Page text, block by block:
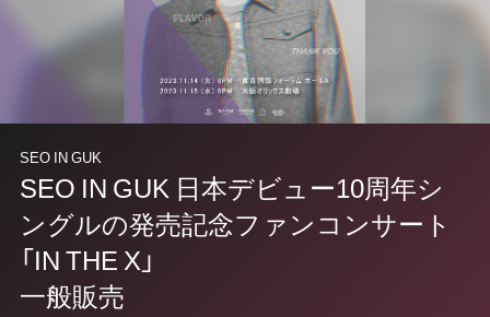
SEO IN GUK
SEO IN GUK 日本デビュー10周年シ
ングルの発売記念ファンコンサート
「IN THE X」
一般販売